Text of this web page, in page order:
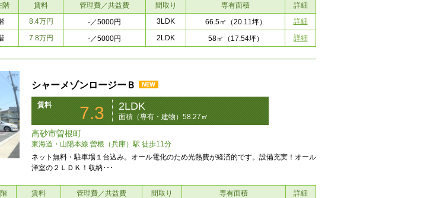
階 賃料 管理費／共益費 間取り 専有面積
詳細
8.4万円 -／5000円 3LDK 66.5㎡ （20.11坪）
詳細
7.8万円 -／5000円 2LDK 58㎡ （17.54坪） 詳細
シャーメゾンロージーＢ
賃料 7.3 2LDK
面積（専有・建物）58.27㎡
高砂市曽根町
東海道・山陽本線 曽根（兵庫）駅 徒歩11分
ネット無料・駐車場１台込み。オール電化のため光熱費が経済的です。設備充実！オール
洋室の２ＬＤＫ！収納･･･
賃料 管理費／共益費 間取り 専有面積
詳細